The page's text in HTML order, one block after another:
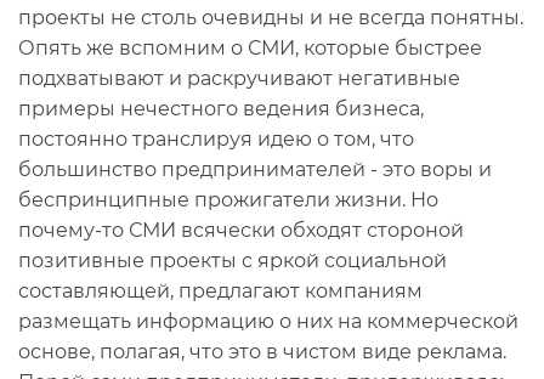
проекты не столь очевидны и не всегда понятны.
Опять же вспомним о СМИ, которые быстрее
подхватывают и раскручивают негативные
примеры нечестного ведения бизнеса,
постоянно транслируя идею о том, что
большинство предпринимателей - это воры и
беспринципные прожигатели жизни. Но
почему-то СМИ всячески обходят стороной
позитивные проекты с яркой социальной
составляющей, предлагают компаниям
размещать информацию о них на коммерческой
основе, полагая, что это в чистом виде реклама.